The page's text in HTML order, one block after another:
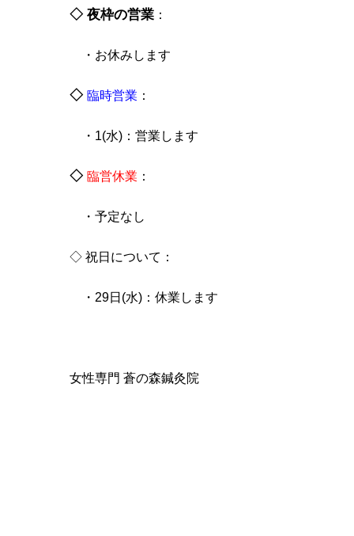
◇ 夜枠の営業 ：
・お休みします
◇ 臨時営業 ：
・1(水)：営業します
◇ 臨営休業 ：
・予定なし
◇ 祝日について ：
・29日(水)：休業します
女性専門 蒼の森鍼灸院